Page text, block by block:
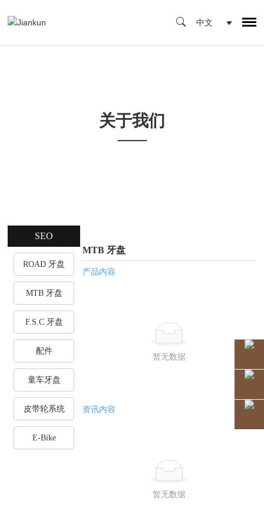
关于我们
SEO
ROAD 牙盘
MTB 牙盘
F.S.C 牙盘
配件
童车牙盘
皮带轮系统
E-Bike
MTB 牙盘
产品内容
暂无数据
资讯内容
暂无数据